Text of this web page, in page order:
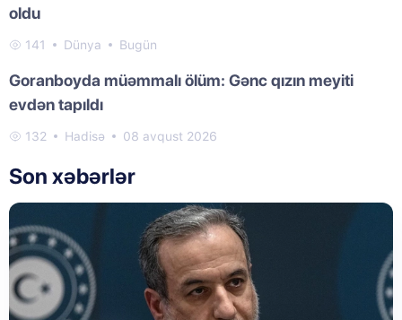
oldu
141 Dünya Bugün
Goranboyda müəmmalı ölüm: Gənc qızın meyiti
evdən tapıldı
132 Hadisə 08 avqust 2026
Son xəbərlər